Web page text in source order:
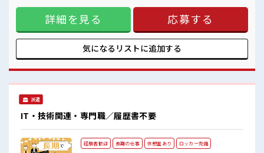
ストレス解消☆
ロッカーあり！
安心してお仕事に集中♪
残業はほとんどありません！
よってはお願いすることもあります♪ ≪ヘアカラーOKで自由
な雰囲気の職場≫ 明るすぎたり奇抜でなければ基本的に自
由！ (規定有)≪機能的な制服アリ≫ 制服があるので、 毎日の
服装の悩み解消♪ ≪収入アップを目指せる≫ 高時給だらけの
派遣のお仕事です！ ■職場の雰囲気 髪型にこだわりのあるア
ナタは必見！ 髪型自由な職場！ 休憩室で楽しくおしゃべり！
はほとんどありません！
詳細を見る 応募する
気になるリストに追加する
派遣
IT・技術関連・専門職／履歴書不要
経験者歓迎 長期の仕事 休憩室あり ロッカー完備